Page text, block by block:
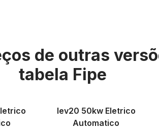
de outras
tabela Fipe
Iev20 50kw Eletrico
Automatico